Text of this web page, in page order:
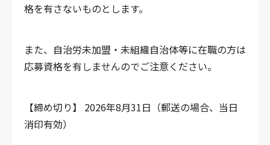
格を有さないものとします。
また、自治労未加盟・未組織自治体等に在職の方は
応募資格を有しませんのでご注意ください。
【締め切り】
2026年8月31日（郵送の場合、当日
消印有効）